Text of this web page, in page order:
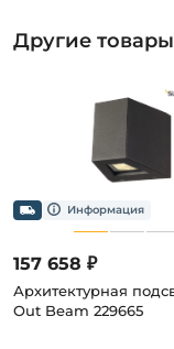
Другие
157 658 ₽
Архитектурная
Out Beam 229665